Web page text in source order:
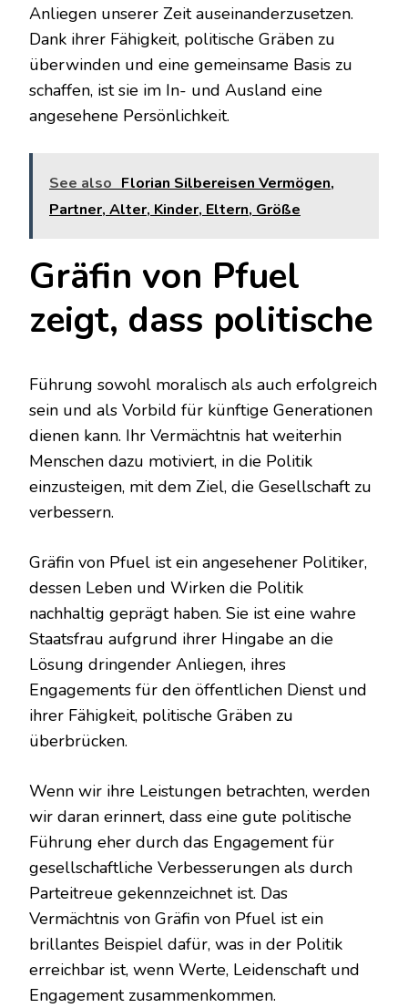
Anliegen unserer Zeit auseinanderzusetzen.
Dank ihrer Fähigkeit, politische Gräben zu
überwinden und eine gemeinsame Basis zu
schaffen, ist sie im In- und Ausland eine
angesehene Persönlichkeit.
See also Florian Silbereisen Vermögen,
Partner, Alter, Kinder, Eltern, Größe
Gräfin von Pfuel
zeigt, dass politische
Führung sowohl moralisch als auch erfolgreich
sein und als Vorbild für künftige Generationen
dienen kann. Ihr Vermächtnis hat weiterhin
Menschen dazu motiviert, in die Politik
einzusteigen, mit dem Ziel, die Gesellschaft zu
verbessern.
Gräfin von Pfuel ist ein angesehener Politiker,
dessen Leben und Wirken die Politik
nachhaltig geprägt haben. Sie ist eine wahre
Staatsfrau aufgrund ihrer Hingabe an die
Lösung dringender Anliegen, ihres
Engagements für den öffentlichen Dienst und
ihrer Fähigkeit, politische Gräben zu
überbrücken.
Wenn wir ihre Leistungen betrachten, werden
wir daran erinnert, dass eine gute politische
Führung eher durch das Engagement für
gesellschaftliche Verbesserungen als durch
Parteitreue gekennzeichnet ist. Das
Vermächtnis von Gräfin von Pfuel ist ein
brillantes Beispiel dafür, was in der Politik
erreichbar ist, wenn Werte, Leidenschaft und
Engagement zusammenkommen.